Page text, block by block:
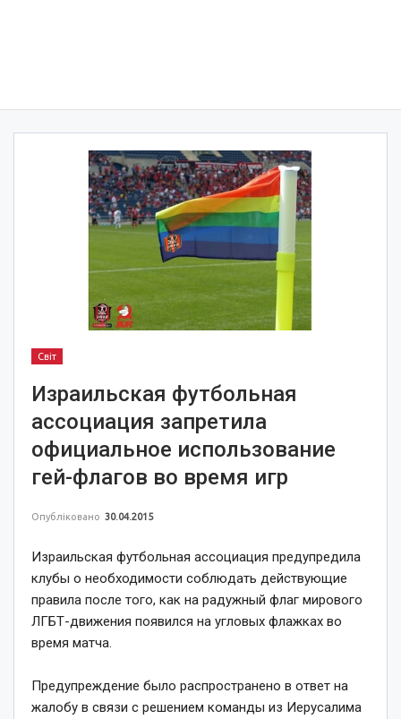
Світ
Израильская футбольная
ассоциация запретила
официальное использование
гей-флагов во время игр
Опубліковано 30.04.2015
Израильская футбольная ассоциация предупредила
клубы о необходимости соблюдать действующие
правила после того, как на радужный флаг мирового
ЛГБТ-движения появился на угловых флажках во
время матча.
Предупреждение было распространено в ответ на
жалобу в связи с решением команды из Иерусалима